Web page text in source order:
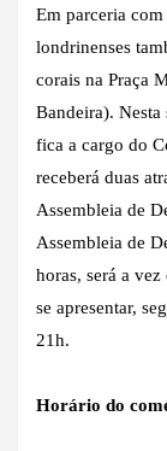
Em parceria
londrinenses
corais na Praça
Bandeira). Nesta
fica a cargo do
receberá duas
Assembleia de
Assembleia de
horas, será a
se apresentar,
21h.
Horário do